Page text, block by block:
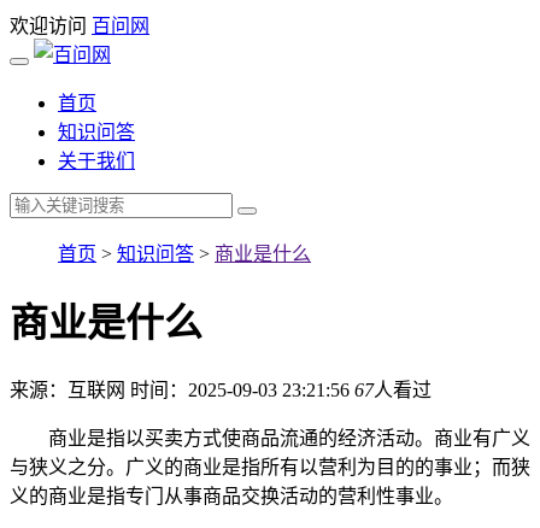
欢迎访问 百问网
首页
知识问答
关于我们
首页 > 知识问答 > 商业是什么
商业是什么
来源：互联网 时间：2025-09-03 23:21:56 67人看过
商业是指以买卖方式使商品流通的经济活动。商业有广义
与狭义之分。广义的商业是指所有以营利为目的的事业；而狭
义的商业是指专门从事商品交换活动的营利性事业。